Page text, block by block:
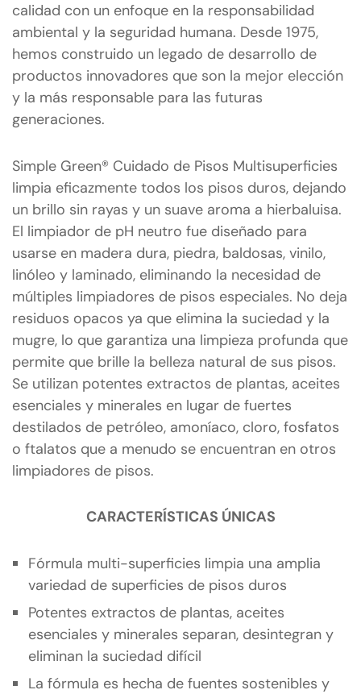
calidad con un enfoque en la responsabilidad
ambiental y la seguridad humana. Desde 1975,
hemos construido un legado de desarrollo de
productos innovadores que son la mejor elección
y la más responsable para las futuras
generaciones.
Simple Green® Cuidado de Pisos Multisuperficies
limpia eficazmente todos los pisos duros, dejando
un brillo sin rayas y un suave aroma a hierbaluisa.
El limpiador de pH neutro fue diseñado para
usarse en madera dura, piedra, baldosas, vinilo,
linóleo y laminado, eliminando la necesidad de
múltiples limpiadores de pisos especiales. No deja
residuos opacos ya que elimina la suciedad y la
mugre, lo que garantiza una limpieza profunda que
permite que brille la belleza natural de sus pisos.
Se utilizan potentes extractos de plantas, aceites
esenciales y minerales en lugar de fuertes
destilados de petróleo, amoníaco, cloro, fosfatos
o ftalatos que a menudo se encuentran en otros
limpiadores de pisos.
CARACTERÍSTICAS ÚNICAS
Fórmula multi-superficies limpia una amplia
variedad de superficies de pisos duros
Potentes extractos de plantas, aceites
esenciales y minerales separan, desintegran y
eliminan la suciedad difícil
La fórmula es hecha de fuentes sostenibles y